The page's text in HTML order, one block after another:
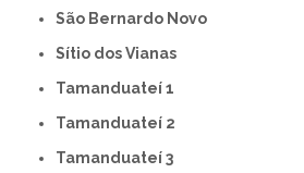
São Bernardo Novo
Sítio dos Vianas
Tamanduateí 1
Tamanduateí 2
Tamanduateí 3